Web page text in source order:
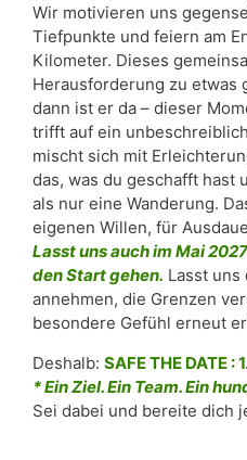
Wir motivieren uns
Tiefpunkte und feiern am
Kilometer. Dieses
Herausforderung zu etwas
dann ist er da – dieser
trifft auf ein
mischt sich mit
das, was du geschafft hast
als nur eine Wanderung.
eigenen Willen, für
Lasst uns auch im Mai
den Start gehen. Lasst
annehmen, die Grenzen
besondere Gefühl erneut
Deshalb: SAFE THE DATE
* Ein Ziel. Ein Team. Ein
Sei dabei und bereite dich